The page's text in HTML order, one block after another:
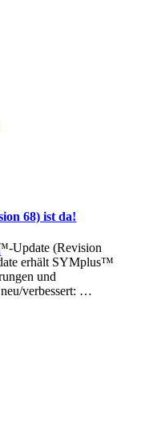
68) ist da!
Update (Revision
erhält SYMplus™
und
verbessert: …